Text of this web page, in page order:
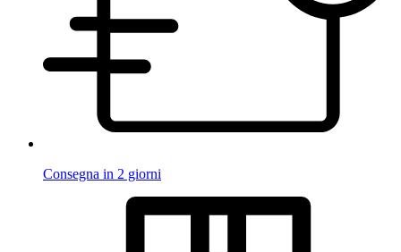
Consegna in 2 giorni